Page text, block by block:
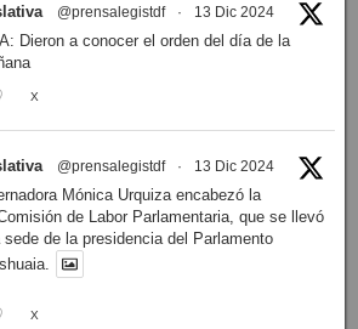
@prensalegistdf · 13 Dic 2024
Dieron a conocer el orden del día de la
X
@prensalegistdf · 13 Dic 2024
Mónica Urquiza encabezó la
de Labor Parlamentaria, que se llevó
sede de la presidencia del Parlamento
X